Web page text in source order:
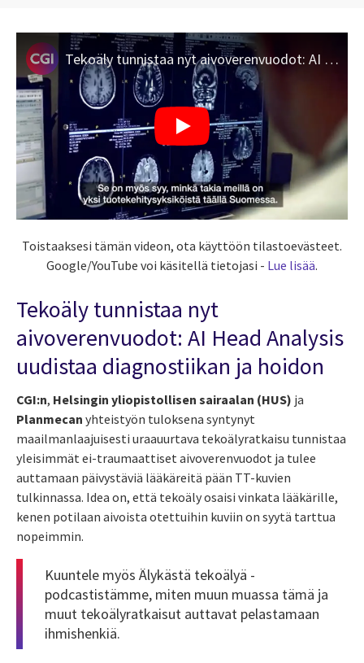
Tekoäly tunnistaa nyt aivoverenvuodot: AI Head Analysis uudistaa diagnostiikan ja hoidon
Toistaaksesi tämän videon, ota käyttöön tilastoevästeet.
Google/YouTube voi käsitellä tietojasi - Lue lisää.
Tekoäly tunnistaa nyt
aivoverenvuodot: AI Head Analysis
uudistaa diagnostiikan ja hoidon
CGI:n, Helsingin yliopistollisen sairaalan (HUS) ja
Planmecan yhteistyön tuloksena syntynyt
maailmanlaajuisesti uraauurtava tekoälyratkaisu tunnistaa
yleisimmät ei-traumaattiset aivoverenvuodot ja tulee
auttamaan päivystäviä lääkäreitä pään TT-kuvien
tulkinnassa. Idea on, että tekoäly osaisi vinkata lääkärille,
kenen potilaan aivoista otettuihin kuviin on syytä tarttua
nopeimmin.
Kuuntele myös Älykästä tekoälyä -
podcastistämme, miten muun muassa tämä ja
muut tekoälyratkaisut auttavat pelastamaan
ihmishenkiä.